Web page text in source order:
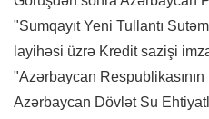
"Sumqayıt Yeni Tullantı
layihəsi üzrə Kredit sazişi
"Azərbaycan
Azərbaycan Dövlət Su